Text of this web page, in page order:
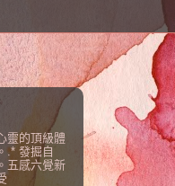
靈的頂級體
.* 發掘自
五感六覺新